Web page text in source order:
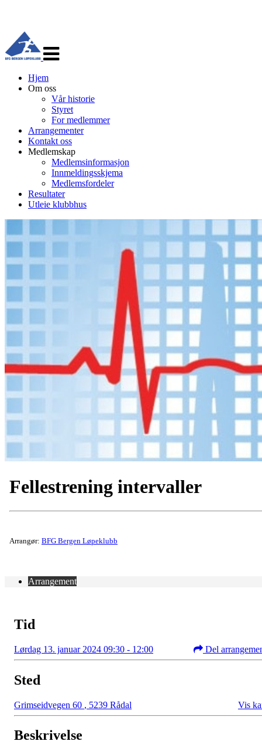
navigasjon
Hjem
Om oss
Vår historie
Styret
For medlemmer
Arrangementer
Kontakt oss
Medlemskap
Medlemsinformasjon
Innmeldingsskjema
Medlemsfordeler
Resultater
Utleie klubbhus
Fellestrening intervaller
Arrangør: BFG Bergen Løpeklubb
Arrangement
Tid
Lørdag 13. januar 2024 09:30 - 12:00 Del
Sted
Grimseidvegen 60 , 5239 Rådal Vis
Beskrivelse